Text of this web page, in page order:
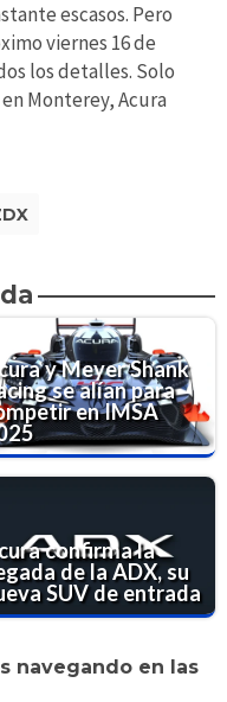
escasos. Pero
viernes 16 de
los detalles. Solo
Monterey, Acura
y Meyer Shank
se alían para
en IMSA
confirma la
de la ADX, su
SUV de entrada
navegando en las